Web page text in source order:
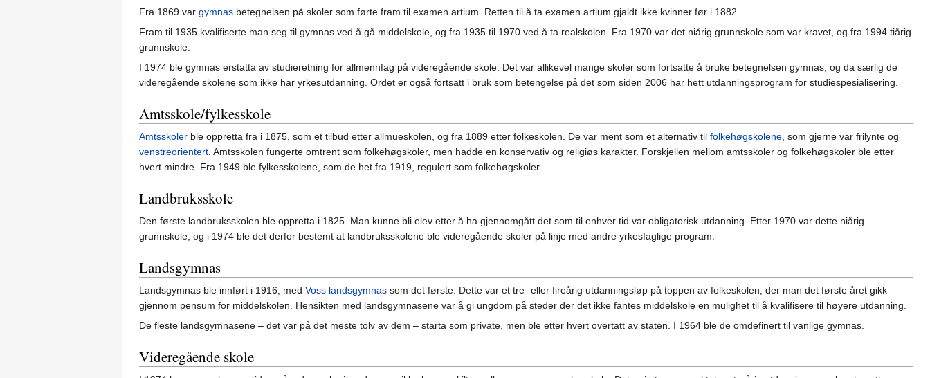
Fra 1869 var gymnas betegnelsen på skoler som førte fram til examen artium. Retten til å ta examen artium gjaldt ikke kvinner før i 1882.
Fram til 1935 kvalifiserte man seg til gymnas ved å gå middelskole, og fra 1935 til 1970 ved å ta realskolen. Fra 1970 var det niårig grunnskole som var kravet, og fra 1994 tiårig
grunnskole.
I 1974 ble gymnas erstatta av studieretning for allmennfag på videregående skole. Det var allikevel mange skoler som fortsatte å bruke betegnelsen gymnas, og da særlig de
videregående skolene som ikke har yrkesutdanning. Ordet er også fortsatt i bruk som betengelse på det som siden 2006 har hett utdanningsprogram for studiespesialisering.
Amtsskole/fylkesskole
Amtsskoler ble oppretta fra i 1875, som et tilbud etter allmueskolen, og fra 1889 etter folkeskolen. De var ment som et alternativ til folkehøgskolene, som gjerne var frilynte og
venstreorientert. Amtsskolen fungerte omtrent som folkehøgskoler, men hadde en konservativ og religiøs karakter. Forskjellen mellom amtsskoler og folkehøgskoler ble etter
hvert mindre. Fra 1949 ble fylkesskolene, som de het fra 1919, regulert som folkehøgskoler.
Landbruksskole
Den første landbruksskolen ble oppretta i 1825. Man kunne bli elev etter å ha gjennomgått det som til enhver tid var obligatorisk utdanning. Etter 1970 var dette niårig
grunnskole, og i 1974 ble det derfor bestemt at landbruksskolene ble videregående skoler på linje med andre yrkesfaglige program.
Landsgymnas
Landsgymnas ble innført i 1916, med Voss landsgymnas som det første. Dette var et tre- eller fireårig utdanningsløp på toppen av folkeskolen, der man det første året gikk
gjennom pensum for middelskolen. Hensikten med landsgymnasene var å gi ungdom på steder der det ikke fantes middelskole en mulighet til å kvalifisere til høyere utdanning.
De fleste landsgymnasene – det var på det meste tolv av dem – starta som private, men ble etter hvert overtatt av staten. I 1964 ble de omdefinert til vanlige gymnas.
Videregående skole